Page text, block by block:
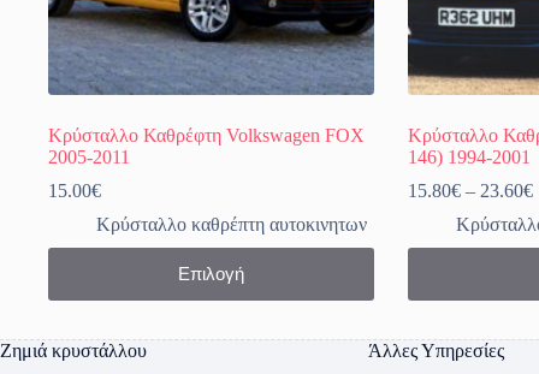
Κρύσταλλο Καθρέφτη Volkswagen FOX
2005-2011
15.00€
Κρύσταλλο καθρέπτη αυτοκινητων
Επιλογή
Αυτό
προϊόν
πολλαπλές
παραλλαγές.
Κρύσταλλο
146) 1994-2001
15.80€ – 23.60€
Αυτό
προϊόν
πολλαπλές
παραλλαγές.
Ζημιά κρυστάλλου Άλλες Υπηρεσίες